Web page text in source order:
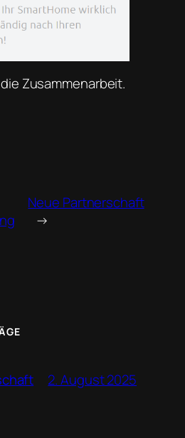
Zusammenarbeit.
Neue Partnerschaft
→
2. August 2025